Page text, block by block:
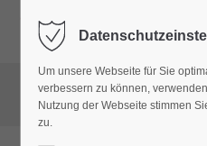
Login
Benutzername
Um unsere Webseite für Sie
verbessern zu können,
Nutzung der Webseite stimmen
zu.